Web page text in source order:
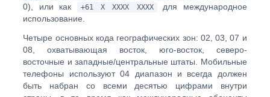
0), или как
+61 Х ХХХХ ХХХХ
для международное
использование.
Четыре основных кода географических зон: 02, 03, 07 и
08 , охватывающая восток, юго-восток, северо-
восточные и западные/центральные штаты. Мобильные
телефоны используют04 диапазон и всегда должен
быть набран со всеми десятью цифрами внутри